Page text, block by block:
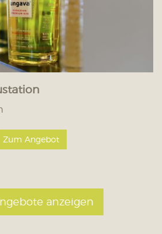
Zum Angebot
anzeigen